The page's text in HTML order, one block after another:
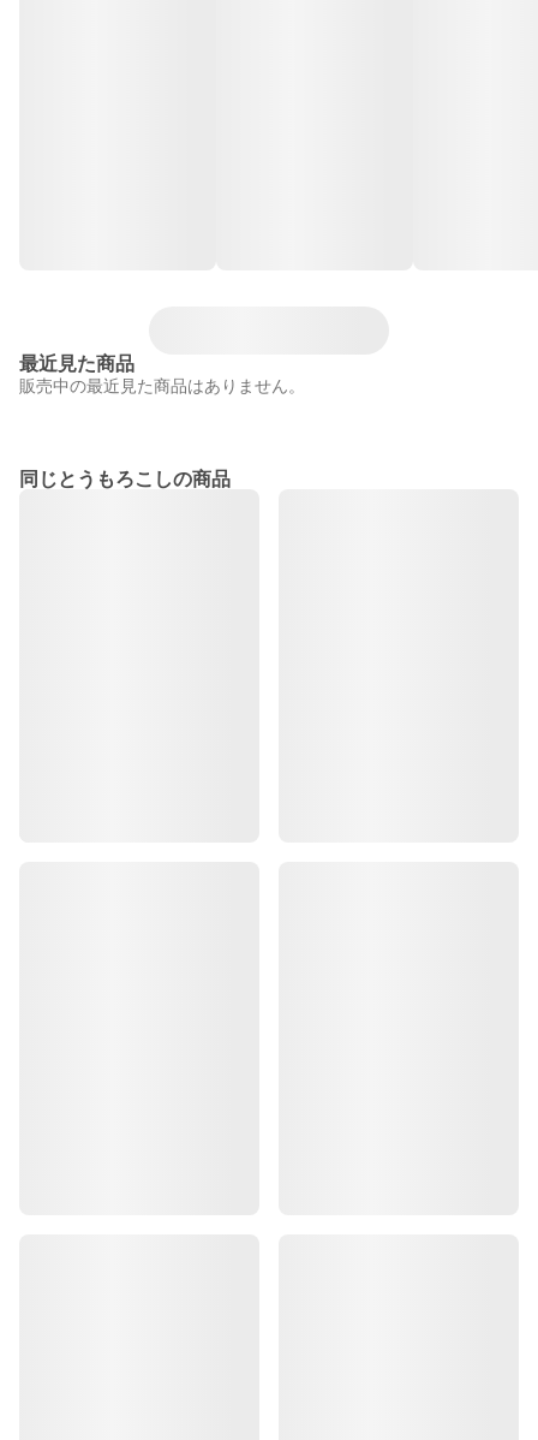
最近見た商品
販売中の最近見た商品はありません。
同じとうもろこしの商品